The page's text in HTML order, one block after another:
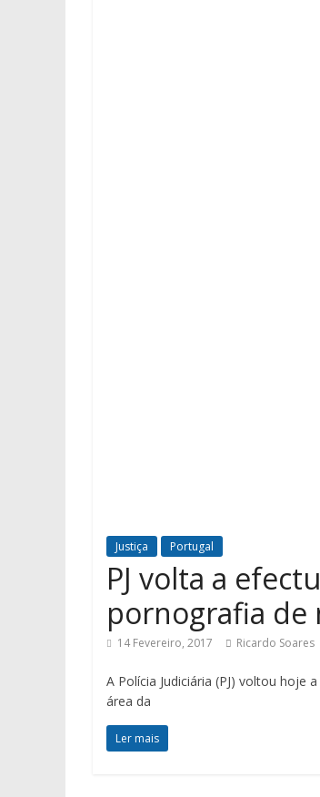
Justiça Portugal
PJ volta a
pornografia de
14 Fevereiro, 2017 Ricardo Soares
A Polícia Judiciária (PJ) voltou hoje
área da
Ler mais